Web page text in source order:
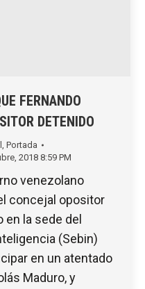
FERNANDO
DETENIDO
, Portada
2018 8:59 PM
venezolano
concejal opositor
en la sede del
(Sebin)
en un atentado
Maduro, y